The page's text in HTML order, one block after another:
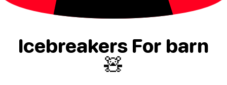
Icebreakers For barn
🧸